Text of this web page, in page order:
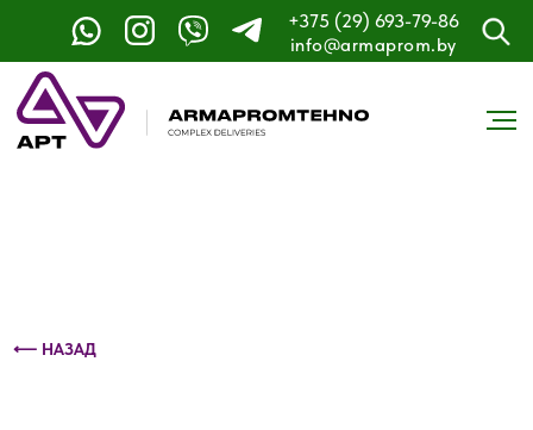
+375 (29) 693-79-86
info@armaprom.by
Контактный телефон: +375 (29) 693-79-86
⟵ НАЗАД